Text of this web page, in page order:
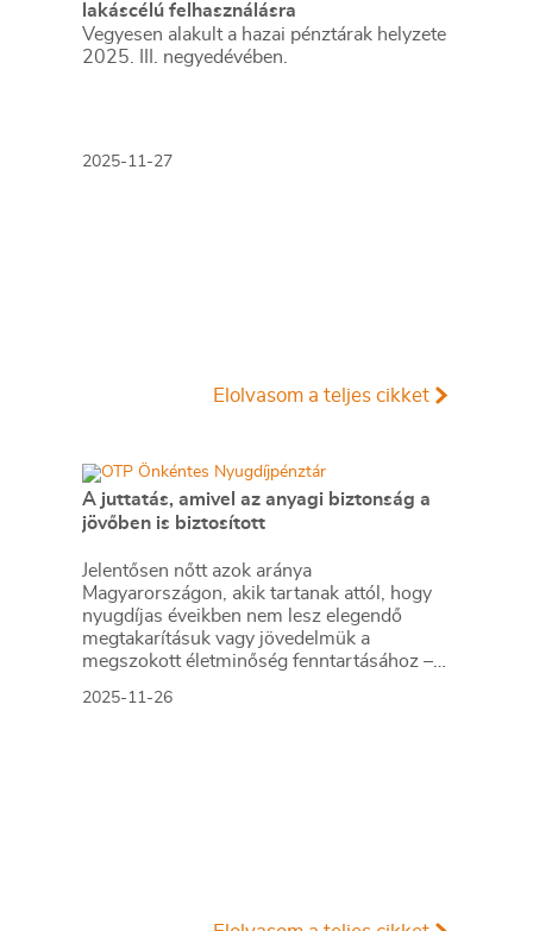
lakáscélú felhasználásra
Vegyesen alakult a hazai pénztárak helyzete
2025. III. negyedévében.
2025-11-27
Elolvasom a teljes cikket
A juttatás, amivel az anyagi biztonság a
jövőben is biztosított
Jelentősen nőtt azok aránya
Magyarországon, akik tartanak attól, hogy
nyugdíjas éveikben nem lesz elegendő
megtakarításuk vagy jövedelmük a
megszokott életminőség fenntartásához –
2025-11-26